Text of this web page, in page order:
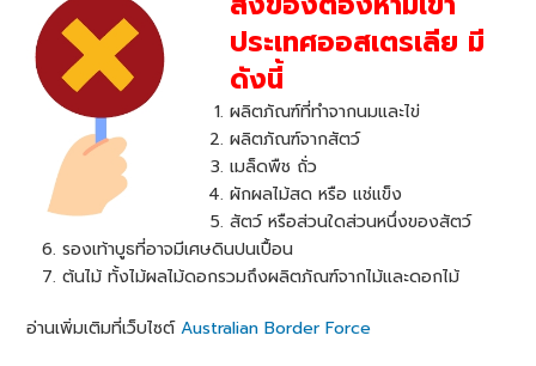
ประเทศออสเตรเลีย มี
ดังนี้
ผลิตภัณฑ์ที่ทําจากนมและไข่
ผลิตภัณฑ์จากสัตว์
เมล็ดพืช ถั่ว
ผักผลไม้สด หรือ แช่แข็ง
สัตว์ หรือส่วนใดส่วนหนึ่งของสัตว์
รองเท้าบูธที่อาจมีเศษดินปนเปื้อน
ต้นไม้ ทั้งไม้ผลไม้ดอกรวมถึงผลิตภัณฑ์จากไม้และดอกไม้
อ่านเพิ่มเติมที่เว็บไซต์Australian Border Force